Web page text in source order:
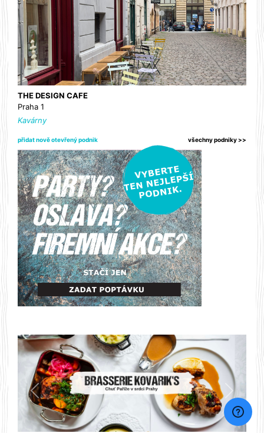
THE DESIGN CAFE
Praha 1
Kavárny
přidat nově otevřený podnik všechny podniky >>
Předchozí Další